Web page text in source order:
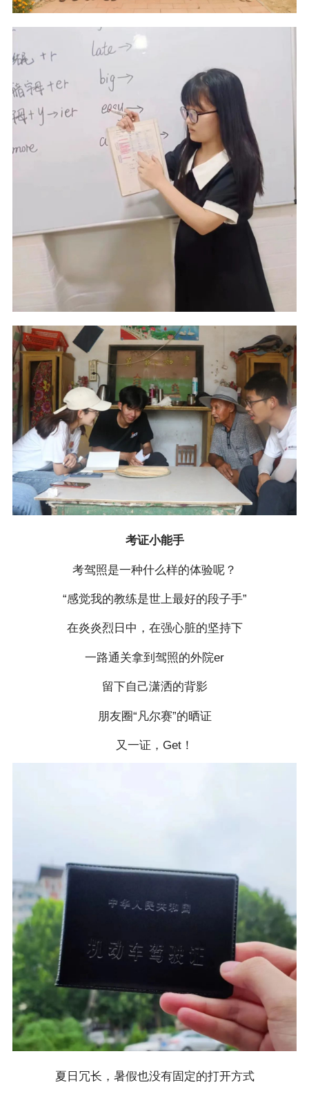
考证小能手
考驾照是一种什么样的体验呢？
“感觉我的教练是世上最好的段子手”
在炎炎烈日中，在强心脏的坚持下
一路通关拿到驾照的外院er
留下自己潇洒的背影
朋友圈“凡尔赛”的晒证
又一证，Get！
夏日冗长，暑假也没有固定的打开方式